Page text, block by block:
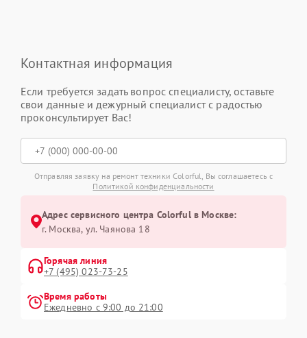
Контактная информация
Если требуется задать вопрос специалисту, оставьте
свои данные и дежурный специалист с радостью
проконсультирует Вас!
Отправляя заявку на ремонт техники Colorful, Вы соглашаетесь с
Политикой конфиденциальности
Адрес сервисного центра Colorful в Москве:
г. Москва, ул. Чаянова 18
Горячая линия
+7 (495) 023-73-25
Время работы
Ежедневно с 9:00 до 21:00